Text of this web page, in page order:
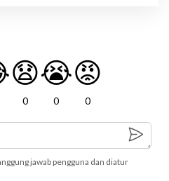
😧
0
😭
0
😡
0
jawab pengguna dan diatur